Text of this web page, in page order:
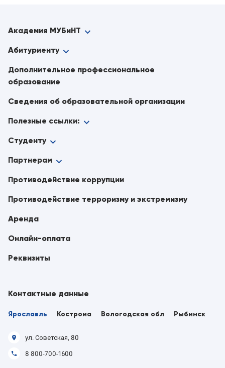
Академия МУБиНТ
Абитуриенту
Дополнительное профессиональное
образование
Сведения об образовательной организации
Полезные ссылки:
Студенту
Партнерам
Противодействие коррупции
Противодействие терроризму и экстремизму
Аренда
Онлайн-оплата
Реквизиты
Контактные данные
Ярославль Кострома Вологодская обл Рыбинск
ул. Советская, 80
8 800-700-1600